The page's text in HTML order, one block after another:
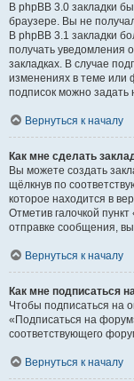
В phpBB 3.0 закладки
браузере. Вы не
В phpBB 3.1 закладки
получать уведомления
закладках. В случае
изменениях в теме или
подписок можно задать
Вернуться к началу
Как мне сделать
Вы можете создать
щёлкнув по
которое находится в
Отметив галочкой
отправке сообщения,
Вернуться к началу
Как мне подписаться
Чтобы подписаться на
«Подписаться на
соответствующего
Вернуться к началу